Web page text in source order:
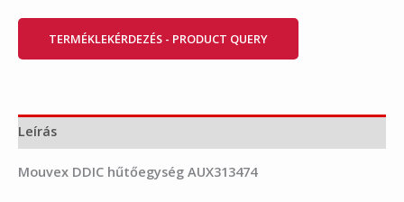
TERMÉKLEKÉRDEZÉS - PRODUCT QUERY
Leírás
Mouvex DDIC hűtőegység AUX313474